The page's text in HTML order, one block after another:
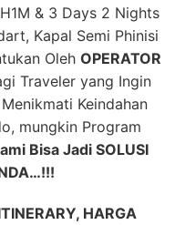
& 3 Days 2 Nights
Kapal Semi Phinisi
Oleh OPERATOR
Traveler yang Ingin
Keindahan
mungkin Program
Bisa Jadi SOLUSI
HARGA